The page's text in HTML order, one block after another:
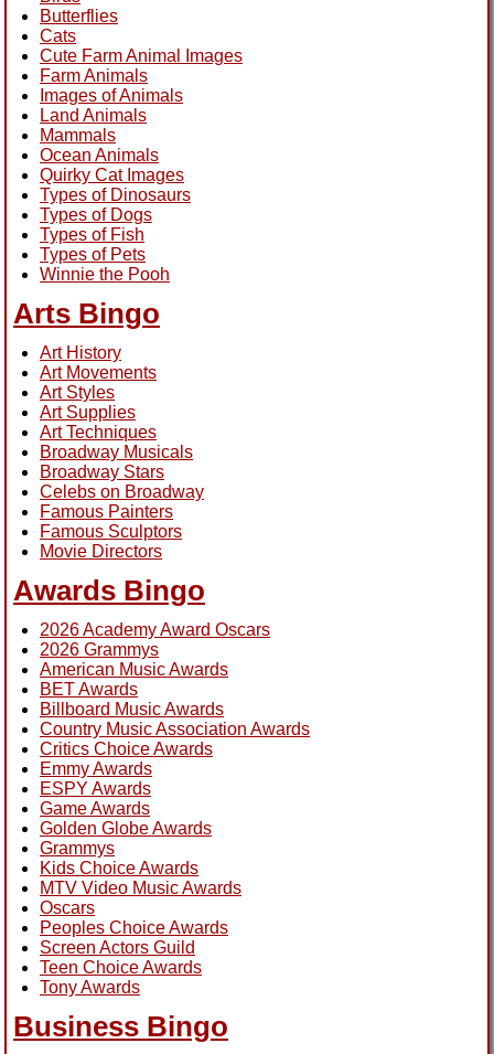
Butterflies
Cats
Cute Farm Animal Images
Farm Animals
Images of Animals
Land Animals
Mammals
Ocean Animals
Quirky Cat Images
Types of Dinosaurs
Types of Dogs
Types of Fish
Types of Pets
Winnie the Pooh
Arts Bingo
Art History
Art Movements
Art Styles
Art Supplies
Art Techniques
Broadway Musicals
Broadway Stars
Celebs on Broadway
Famous Painters
Famous Sculptors
Movie Directors
Awards Bingo
2026 Academy Award Oscars
2026 Grammys
American Music Awards
BET Awards
Billboard Music Awards
Country Music Association Awards
Critics Choice Awards
Emmy Awards
ESPY Awards
Game Awards
Golden Globe Awards
Grammys
Kids Choice Awards
MTV Video Music Awards
Oscars
Peoples Choice Awards
Screen Actors Guild
Teen Choice Awards
Tony Awards
Business Bingo